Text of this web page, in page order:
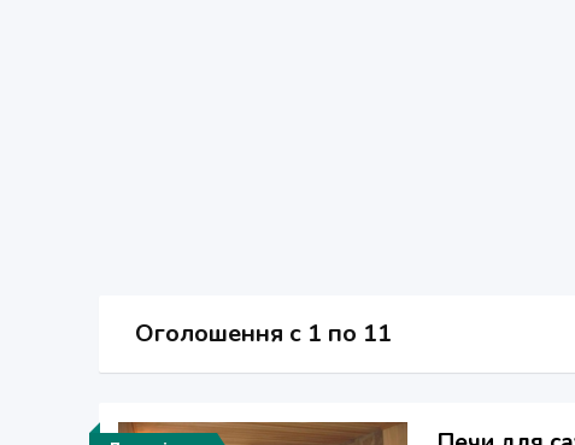
Оголошення c 1 по 11